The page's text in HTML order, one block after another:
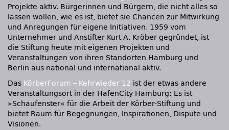
Projekte aktiv. Bürgerinnen und Bürgern, die nicht alles so
lassen wollen, wie es ist, bietet sie Chancen zur Mitwirkung
und Anregungen für eigene Initiativen. 1959 vom
Unternehmer und Anstifter Kurt A. Kröber gegründet, ist
die Stiftung heute mit eigenen Projekten und
Veranstaltungen von ihren Standorten Hamburg und
Berlin aus national und international aktiv.
Das KörberForum – Kehrwieder 12 ist der etwas andere
Veranstaltungsort in der HafenCity Hamburg: Es ist
»Schaufenster« für die Arbeit der Körber-Stiftung und
bietet Raum für Begegnungen, Inspirationen, Dispute und
Visionen.